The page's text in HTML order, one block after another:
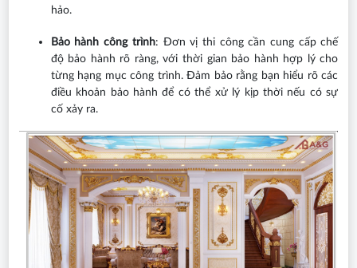
hảo.
Bảo hành công trình: Đơn vị thi công cần cung cấp chế
độ bảo hành rõ ràng, với thời gian bảo hành hợp lý cho
từng hạng mục công trình. Đảm bảo rằng bạn hiểu rõ các
điều khoản bảo hành để có thể xử lý kịp thời nếu có sự
cố xảy ra.